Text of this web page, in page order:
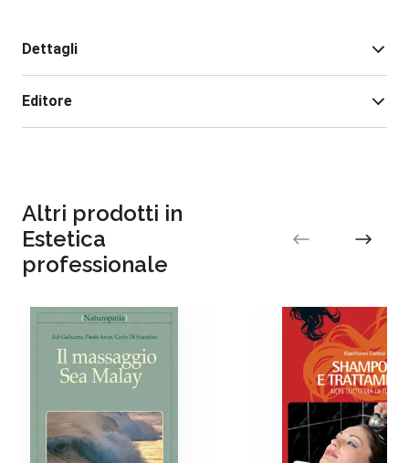
Dettagli
Editore
Il brand Tecniche Nuove da ormai 60 anni
promuove l’innovazione come motore della
crescita delle aziende e dei professionistiitaliani
e di chiunque voglia accrescere le proprie
conoscenze e competenze
Altri prodotti in
Estetica
professionale